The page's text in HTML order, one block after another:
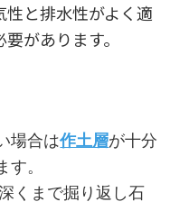
と排水性がよく適
があります。
場合は作土層が十分
す。
くまで掘り返し石